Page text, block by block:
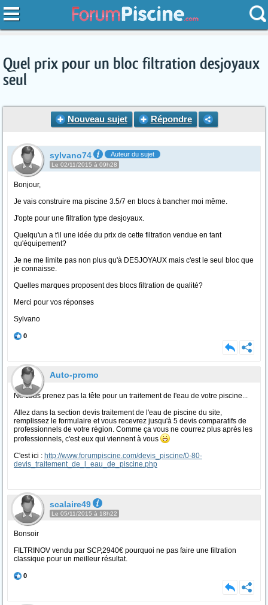
Quel prix pour un bloc filtration desjoyaux
seul
Nouveau sujet Répondre
sylvano74 Auteur du sujet
Le 02/11/2015 à 09h28
Bonjour,
Je vais construire ma piscine 3.5/7 en blocs à bancher moi même.
J'opte pour une filtration type desjoyaux.
Quelqu'un a t'il une idée du prix de cette filtration vendue en tant
qu'équipement?
Je ne me limite pas non plus qu'à DESJOYAUX mais c'est le seul bloc que
je connaisse.
Quelles marques proposent des blocs filtration de qualité?
Merci pour vos réponses
Sylvano
0
Auto-promo
Ne vous prenez pas la tête pour un traitement de l'eau de votre piscine...
Allez dans la section devis traitement de l'eau de piscine du site,
remplissez le formulaire et vous recevrez jusqu'à 5 devis comparatifs de
professionnels de votre région. Comme ça vous ne courrez plus après les
professionnels, c'est eux qui viennent à vous
C'est ici : http://www.forumpiscine.com/devis_piscine/0-80-
devis_traitement_de_l_eau_de_piscine.php
scalaire49
Le 05/11/2015 à 18h22
Bonsoir
FILTRINOV vendu par SCP,2940€ pourquoi ne pas faire une filtration
classique pour un meilleur résultat.
0